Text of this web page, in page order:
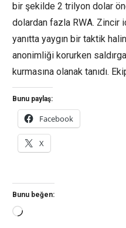
bir şekilde 2 trilyon dolar
dolardan fazla RWA. Zincir
yanıtta yaygın bir taktik
anonimliği korurken
kurmasına olanak tanıdı.
Bunu paylaş:
Facebook
X
Bunu beğen:
Yükleniyor...